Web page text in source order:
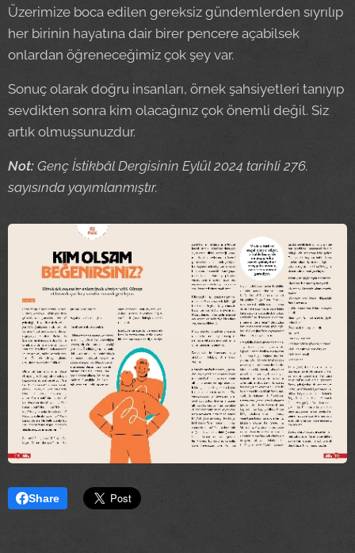
Üzerimize boca edilen gereksiz gündemlerden sıyrılıp
her birinin hayatına dair birer pencere açabilsek
onlardan öğreneceğimiz çok şey var.
Sonuç olarak doğru insanları, örnek şahsiyetleri tanıyıp
sevdikten sonra kim olacağınız çok önemli değil. Siz
artık olmuşsunuzdur.
Not: Genç İstikbâl Dergisinin Eylül 2024 tarihli 276.
sayısında yayımlanmıştır.
Share